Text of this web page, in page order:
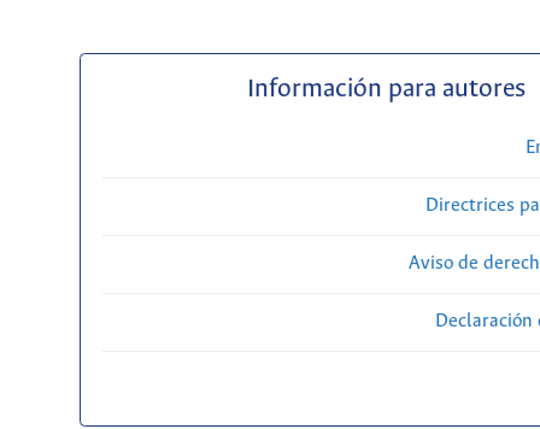
Información para autores
Directrices
Aviso de